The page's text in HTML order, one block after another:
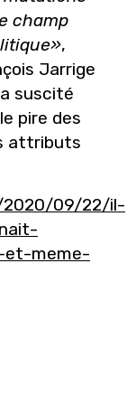
champ
,
Jarrige
suscité
pire des
attributs
2020/09/22/il-
et-meme-